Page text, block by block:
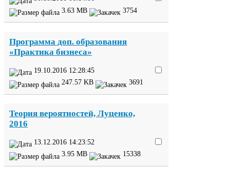
3 63 MB 3754
Программа доп. образования
«Практика бизнеса»
19 10 2016 12:28:45
247 57 KB 3691
Теория вероятностей, Луценко,
2016
13 12 2016 14:23:52
3.95 MB 15338